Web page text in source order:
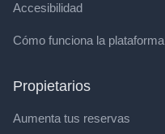
Accesibilidad
Cómo funciona la plataforma
Propietarios
Aumenta tus reservas